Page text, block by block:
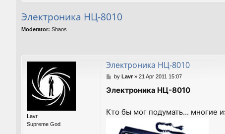
Электроника НЦ-8010
Moderator: Shaos
Lavr
Supreme God
Электроника НЦ-8010
P
s
by Lavr» 21 Apr 2011 15:07
Электроника НЦ-8010
Кто бы мог подумать... многие